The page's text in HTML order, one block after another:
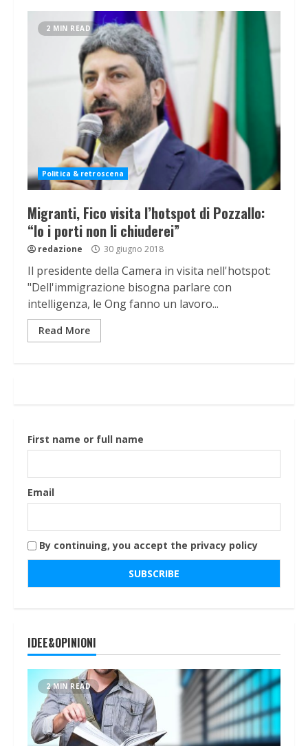
2 MIN READ
Politica & retroscena
Migranti, Fico visita l’hotspot di Pozzallo:
“Io i porti non li chiuderei”
redazione 30 giugno 2018
Il presidente della Camera in visita nell'hotspot:
"Dell'immigrazione bisogna parlare con
intelligenza, le Ong fanno un lavoro...
Read More
First name or full name
Email
By continuing, you accept the privacy policy
IDEE&OPINIONI
2 MIN READ